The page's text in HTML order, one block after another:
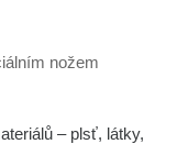
– plsť, látky,